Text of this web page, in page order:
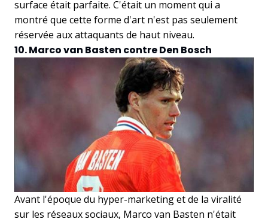
surface était parfaite. C'était un moment qui a
montré que cette forme d'art n'est pas seulement
réservée aux attaquants de haut niveau.
10. Marco van Basten contre Den Bosch
Avant l'époque du hyper-marketing et de la viralité
sur les réseaux sociaux, Marco van Basten n'était